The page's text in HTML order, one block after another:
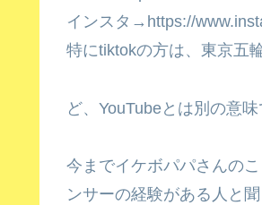
インスタ→https://
特にtiktokの方は、東京五
ど、YouTubeとは別の意
今までイケボパパさんの
ンサーの経験がある人と